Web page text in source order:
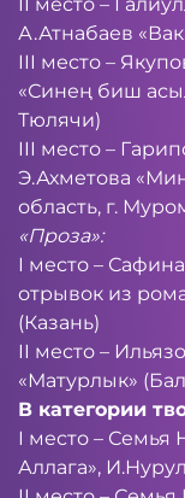
А.Атнабаев
III место –
«Синең биш
Тюлячи)
III место –
Э.Ахметова
область, г.
«Проза»:
I место –
отрывок из
(Казань)
II место –
«Матурлык»
В категории
I место – Семья
Аллага»,